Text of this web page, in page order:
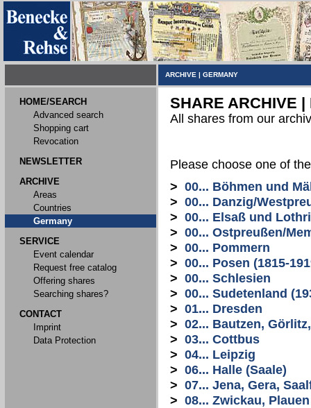
ARCHIVE | GERMANY
HOME/SEARCH
Advanced search
Shopping cart
Revocation
NEWSLETTER
ARCHIVE
Areas
Countries
Germany
SERVICE
Event calendar
Request free catalog
Offering shares
Searching shares?
CONTACT
Imprint
Data Protection
SHARE ARCHIVE |
All shares from our
Please choose one of
> 00... Böhmen und
> 00... Danzig/
> 00... Elsaß und
> 00... Ostpreußen/
> 00... Pommern
> 00... Posen (1815-
> 00... Schlesien
> 00... Sudetenland
> 01... Dresden
> 02... Bautzen,
> 03... Cottbus
> 04... Leipzig
> 06... Halle (Saale)
> 07... Jena, Gera,
> 08... Zwickau, Plauen